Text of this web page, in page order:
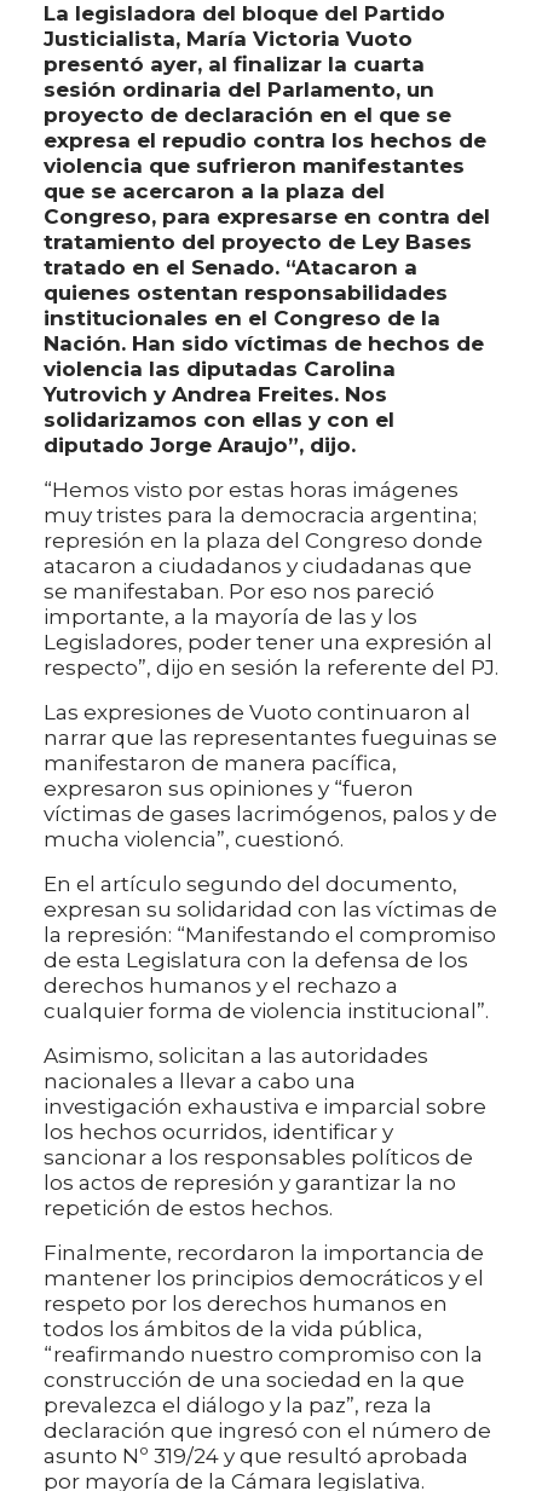
La legisladora del bloque del Partido
Justicialista, María Victoria Vuoto
presentó ayer, al finalizar la cuarta
sesión ordinaria del Parlamento, un
proyecto de declaración en el que se
expresa el repudio contra los hechos de
violencia que sufrieron manifestantes
que se acercaron a la plaza del
Congreso, para expresarse en contra del
tratamiento del proyecto de Ley Bases
tratado en el Senado. “Atacaron a
quienes ostentan responsabilidades
institucionales en el Congreso de la
Nación. Han sido víctimas de hechos de
violencia las diputadas Carolina
Yutrovich y Andrea Freites. Nos
solidarizamos con ellas y con el
diputado Jorge Araujo”, dijo.
“Hemos visto por estas horas imágenes
muy tristes para la democracia argentina;
represión en la plaza del Congreso donde
atacaron a ciudadanos y ciudadanas que
se manifestaban. Por eso nos pareció
importante, a la mayoría de las y los
Legisladores, poder tener una expresión al
respecto”, dijo en sesión la referente del PJ.
Las expresiones de Vuoto continuaron al
narrar que las representantes fueguinas se
manifestaron de manera pacífica,
expresaron sus opiniones y “fueron
víctimas de gases lacrimógenos, palos y de
mucha violencia”, cuestionó.
En el artículo segundo del documento,
expresan su solidaridad con las víctimas de
la represión: “Manifestando el compromiso
de esta Legislatura con la defensa de los
derechos humanos y el rechazo a
cualquier forma de violencia institucional”.
Asimismo, solicitan a las autoridades
nacionales a llevar a cabo una
investigación exhaustiva e imparcial sobre
los hechos ocurridos, identificar y
sancionar a los responsables políticos de
los actos de represión y garantizar la no
repetición de estos hechos.
Finalmente, recordaron la importancia de
mantener los principios democráticos y el
respeto por los derechos humanos en
todos los ámbitos de la vida pública,
“reafirmando nuestro compromiso con la
construcción de una sociedad en la que
prevalezca el diálogo y la paz”, reza la
declaración que ingresó con el número de
asunto Nº 319/24 y que resultó aprobada
por mayoría de la Cámara legislativa.